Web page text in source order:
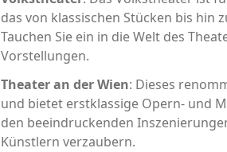
das von klassischen Stücken bis hin
Tauchen Sie ein in die Welt des
Vorstellungen.
Theater an der Wien: Dieses
und bietet erstklassige Opern- und
den beeindruckenden
Künstlern verzaubern.